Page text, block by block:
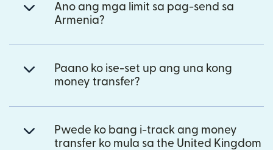
Ano ang mga limit sa pag-send sa
Armenia?
Paano ko ise-set up ang una kong
money transfer?
Pwede ko bang i-track ang money
transfer ko mula sa the United Kingdom